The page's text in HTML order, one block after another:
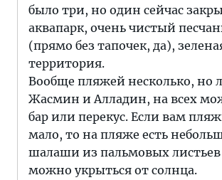
было три, но один сейчас
аквапарк, очень чистый
(прямо без тапочек, да),
территория.
Вообще пляжей несколько, но
Жасмин и Алладин, на всех
бар или перекус. Если вам
мало, то на пляже есть
шалаши из пальмовых
можно укрыться от солнца.